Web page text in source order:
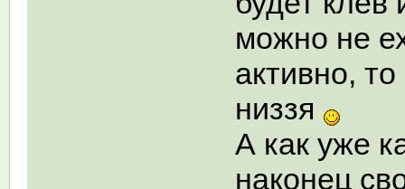
можно не
активно,
низзя
А как уже
наконец